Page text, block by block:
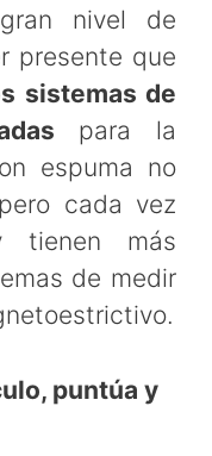
nivel de
presente que
sistemas de
para la
espuma no
cada vez
tienen más
de medir
puntúa y